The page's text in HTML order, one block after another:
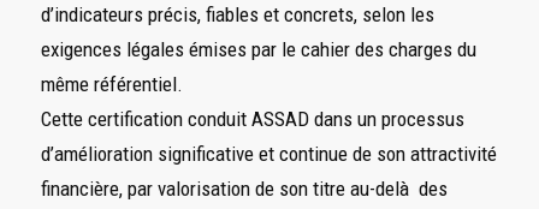
d’indicateurs précis, fiables et concrets, selon les
exigences légales émises par le cahier des charges du
même référentiel.
Cette certification conduit ASSAD dans un processus
d’amélioration significative et continue de son attractivité
financière, par valorisation de son titre au-delà des